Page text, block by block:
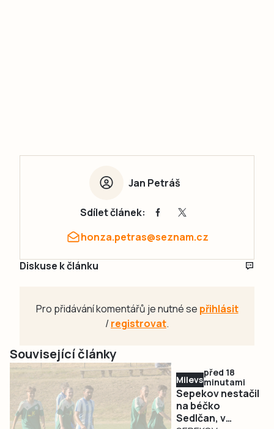
Jan Petráš
Sdílet článek:
honza.petras@seznam.cz
Diskuse k článku
Pro přidávání komentářů je nutné se přihlásit
/registrovat.
Související články
Milevsko
před 18
minutami
Sepekov nestačil
na béčko
Sedlčan, v